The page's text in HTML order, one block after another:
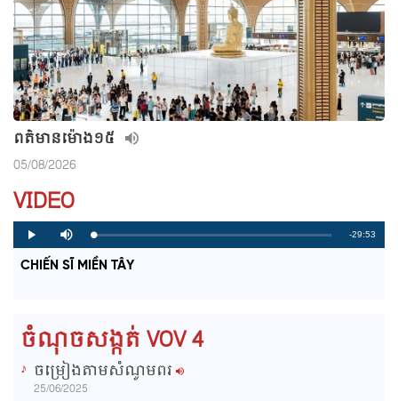
ពត៌មាន​ម៉ោង១៥
05/08/2026
VIDEO
P
l
y
M
u
e
L
o
a
d
P
r
o
g
R
-29:53
CHIẾN SĨ MIỀN TÂY
ចំណុចសង្កត់ VOV 4
ចម្រៀងតាមសំណូមពរ
25/06/2025